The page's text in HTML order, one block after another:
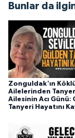
Bunlar da
Zonguldak'ın
Ailelerinden
Ailesinin Acı Günü:
Tanyeri Hayatını